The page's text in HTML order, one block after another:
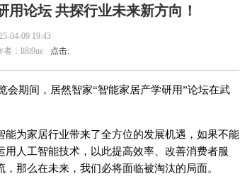
用论坛 共探行业未来新方向！
04-09 19:43
者：li8i9ue 点击:
会期间，居然智家“智能家居产学研用”论坛在武
能为家居行业带来了全方位的发展机遇，如果不能
人工智能技术，以此提高效率、改善消费者服
那么在未来，我们必将面临被淘汰的局面。